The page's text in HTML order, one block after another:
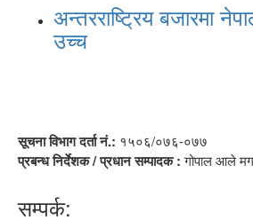
अन्तरराष्ट्रिय बजारमा
उच्च
सूचना विभाग दर्ता नं.: १५०६/०७६-०७७
प्रबन्ध निर्देशक / प्रधान सम्पादक :गोपाल आले
सम्पर्क: